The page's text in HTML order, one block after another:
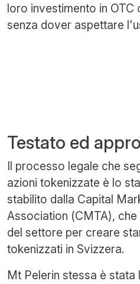
loro investimento in
senza dover aspettare
Testato ed
Il processo legale che
azioni tokenizzate è lo
stabilito dalla Capital
Association (CMTA),
del settore per creare
tokenizzati in Svizzera.
Mt Pelerin stessa è